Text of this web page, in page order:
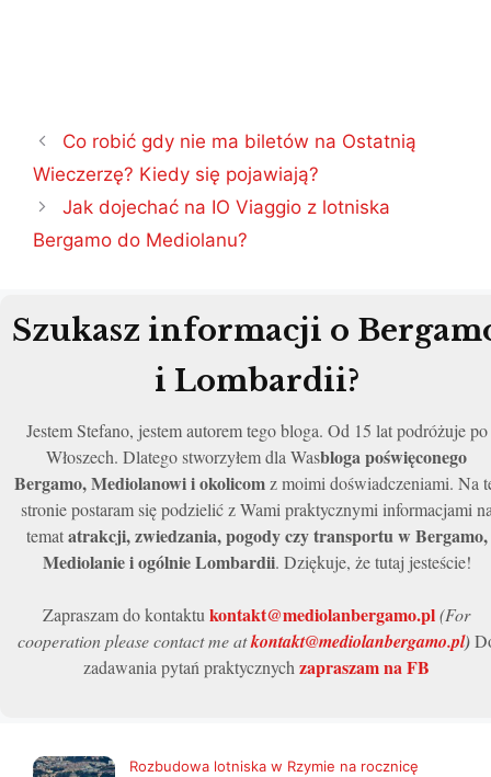
Nawigacja
wpisu
Co robić gdy nie ma biletów na Ostatnią
Wieczerzę? Kiedy się pojawiają?
Jak dojechać na IO Viaggio z lotniska
Bergamo do Mediolanu?
Szukasz informacji o
i Lombardii?
Jestem Stefano, jestem autorem tego bloga. Od 15 lat podróżuje po
Włoszech. Dlatego stworzyłem dla Wasbloga poświęconego
Bergamo, Mediolanowi i okolicomz moimi doświadczeniami. Na
stronie postaram się podzielić z Wami praktycznymi informacjami
tematatrakcji, zwiedzania, pogody czy transportu w Bergamo,
Mediolanie i ogólnie Lombardii. Dziękuje, że tutaj jesteście!
Zapraszam do kontaktu kontakt@mediolanbergamo.pl(For
cooperation please contact me atkontakt@mediolanbergamo.pl)
zadawania pytań praktycznych zapraszam na FB
Rozbudowa lotniska w Rzymie na rocznicę